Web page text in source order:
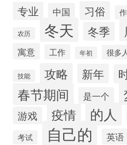
专业 中国 习俗
农历 冬天 冬季
寓意 工作 年初 很多人
技能 攻略 新年
春节期间 是一个
游戏 疫情 的人
考试 自己的 英语